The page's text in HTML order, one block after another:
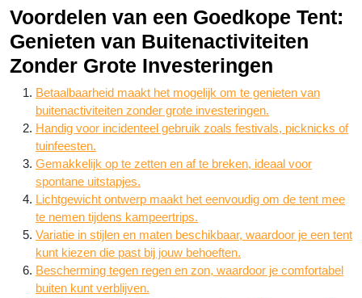
Voordelen van een Goedkope Tent:
Genieten van Buitenactiviteiten
Zonder Grote Investeringen
Betaalbaarheid maakt het mogelijk om te genieten van
buitenactiviteiten zonder grote investeringen.
Handig voor incidenteel gebruik zoals festivals, picknicks of
tuinfeesten.
Gemakkelijk op te zetten en af te breken, ideaal voor
spontane uitstapjes.
Lichtgewicht ontwerp maakt het eenvoudig om de tent mee
te nemen tijdens kampeertrips.
Variatie in stijlen en maten beschikbaar, waardoor je een tent
kunt kiezen die past bij jouw behoeften.
Bescherming tegen regen en zon, waardoor je comfortabel
buiten kunt verblijven.